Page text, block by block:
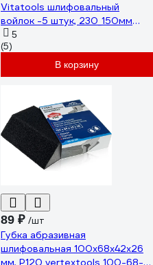
Vitatools шлифовальный
войлок -5 штук, 230_150мм
Красный SB-230-150-red-5sht
5
(5)
В корзину
89 ₽ /шт
Губка абразивная
шлифовальная 100x68x42x26
мм, P120 vertextools 100-68-